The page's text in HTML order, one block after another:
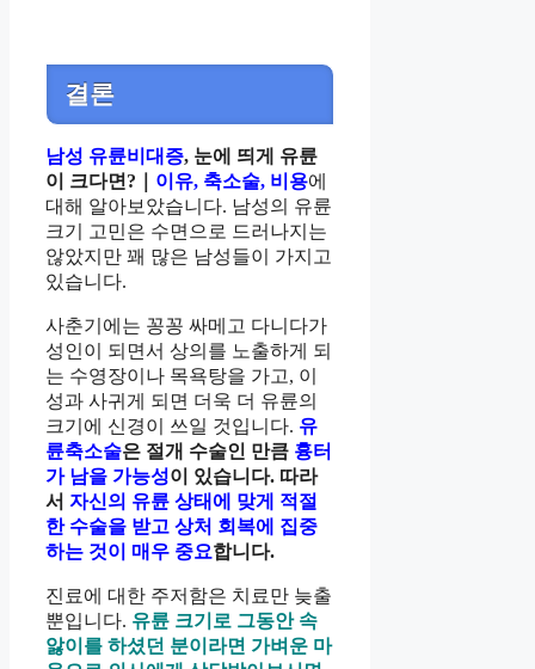
결론
남성 유륜비대증, 눈에 띄게 유륜
이 크다면?｜ 이유, 축소술, 비용에
대해 알아보았습니다. 남성의 유륜
크기 고민은 수면으로 드러나지는
않았지만 꽤 많은 남성들이 가지고
있습니다.
사춘기에는 꽁꽁 싸메고 다니다가
성인이 되면서 상의를 노출하게 되
는 수영장이나 목욕탕을 가고, 이
성과 사귀게 되면 더욱 더 유륜의
크기에 신경이 쓰일 것입니다. 유
륜축소술은 절개 수술인 만큼 흉터
가 남을 가능성이 있습니다. 따라
서 자신의 유륜 상태에 맞게 적절
한 수술을 받고 상처 회복에 집중
하는 것이 매우 중요합니다.
진료에 대한 주저함은 치료만 늦출
뿐입니다. 유륜 크기로 그동안 속
앓이를 하셨던 분이라면 가벼운 마